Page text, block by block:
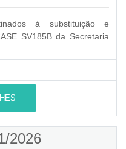
à substituição e
SV185B da Secretaria
2026